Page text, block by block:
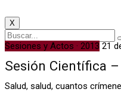
X
Sesiones y Actos · 2013 21
Sesión Científica
Salud, salud, cuantos